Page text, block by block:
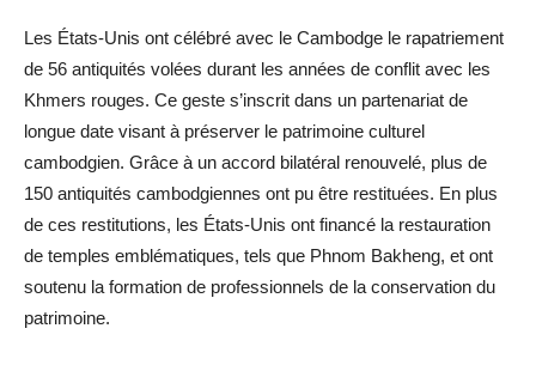
Les États-Unis ont célébré avec le Cambodge le rapatriement
de 56 antiquités volées durant les années de conflit avec les
Khmers rouges. Ce geste s’inscrit dans un partenariat de
longue date visant à préserver le patrimoine culturel
cambodgien. Grâce à un accord bilatéral renouvelé, plus de
150 antiquités cambodgiennes ont pu être restituées. En plus
de ces restitutions, les États-Unis ont financé la restauration
de temples emblématiques, tels que Phnom Bakheng, et ont
soutenu la formation de professionnels de la conservation du
patrimoine.